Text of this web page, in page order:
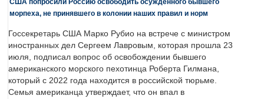
США попросили Россию освободить осужденного бывшего
морпеха, не принявшего в колонии наших правил и норм
Госсекретарь США Марко Рубио на встрече с министром
иностранных дел Сергеем Лавровым, которая прошла 23
июля, подписал вопрос об освобождении бывшего
американского морского пехотинца Роберта Гилмана,
который с 2022 года находится в российской тюрьме.
Семья американца утверждает, что он впал в